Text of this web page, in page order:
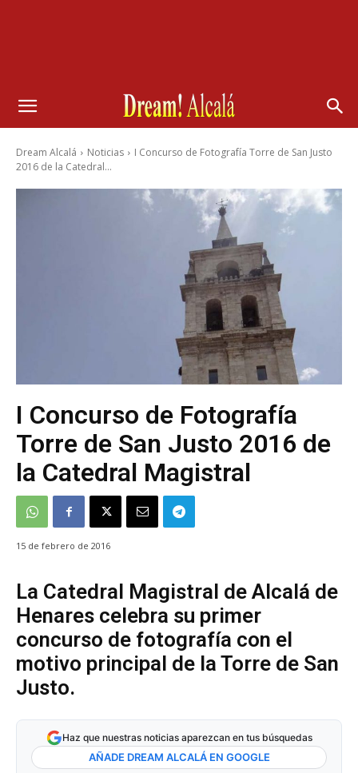
Dream Alcalá Noticias
I Concurso de Fotografía Torre de San Justo
2016 de la Catedral...
I Concurso de Fotografía
Torre de San Justo 2016 de
la Catedral Magistral
15 de febrero de 2016
La Catedral Magistral de Alcalá de
Henares celebra su primer
concurso de fotografía con el
motivo principal de la Torre de San
Justo.
Haz que nuestras noticias aparezcan en tus búsquedas
AÑADE DREAM ALCALÁ EN GOOGLE